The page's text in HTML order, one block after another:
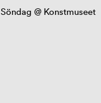
Söndag @ Konstmuseet